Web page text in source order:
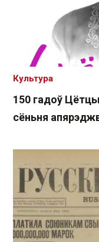
150 гадоў
сёньня
Культура